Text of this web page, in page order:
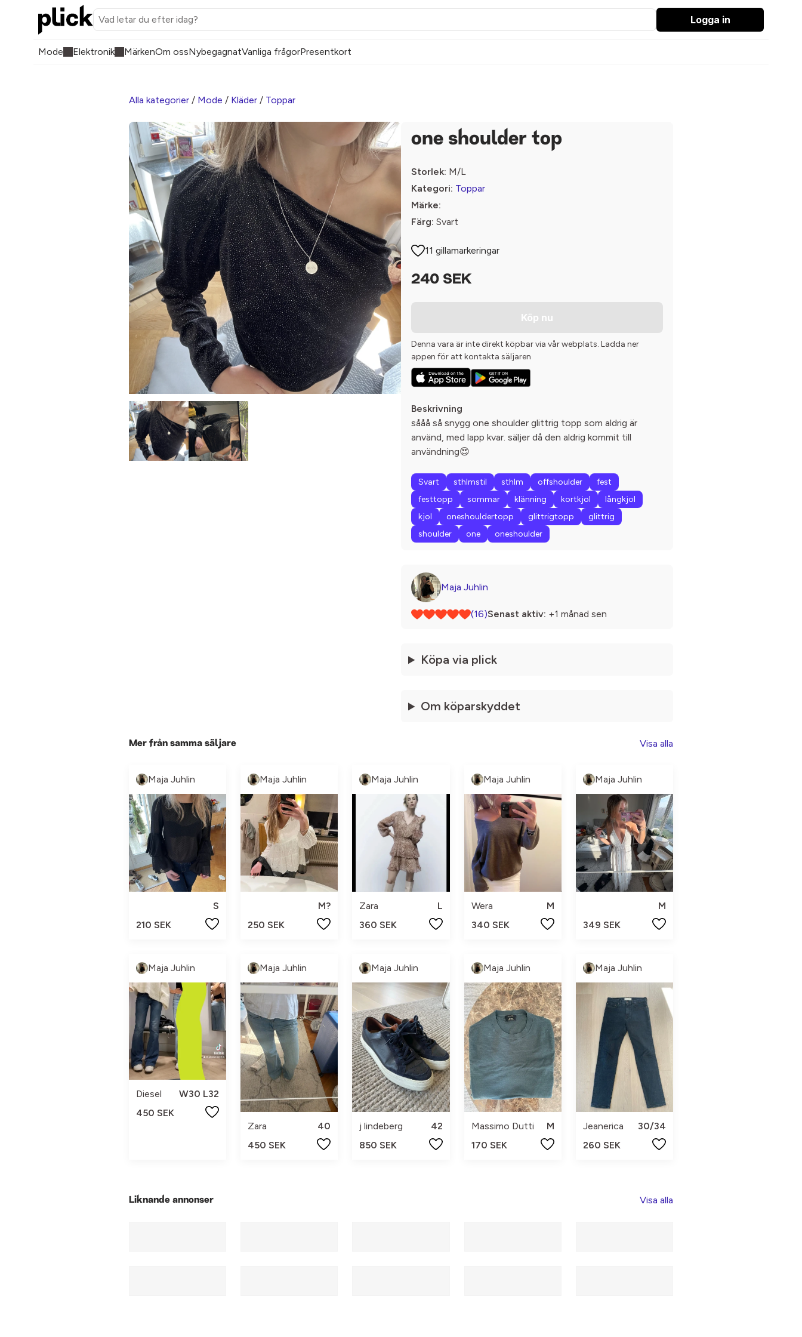
Logga in
Mode Elektronik MärkenOm ossNybegagnatVanliga frågorPresentkort
Alla kategorier / Mode / Kläder / Toppar
one shoulder top
Storlek: M/L
Kategori: Toppar
Märke:
Färg: Svart
11 gillamarkeringar
240 SEK
Köp nu
Denna vara är inte direkt köpbar via vår webplats. Ladda ner
appen för att kontakta säljaren
Beskrivning
sååå så snygg one shoulder glittrig topp som aldrig är
använd, med lapp kvar. säljer då den aldrig kommit till
användning😍
Svart sthlmstil sthlm offshoulder
fest
festtopp
sommar klänning kortkjol
långkjol
kjol
oneshouldertopp glittrigtopp
glittrig
shoulder
one oneshoulder
Maja Juhlin
(16)Senast aktiv: +1 månad sen
Köpa via plick
Om köparskyddet
Mer från samma säljare Visa alla
Maja Juhlin
S
210 SEK
Maja Juhlin
M?
250 SEK
Maja Juhlin
Zara
L
360 SEK
Maja Juhlin
Wera
M
340 SEK
Maja Juhlin
M
349 SEK
Maja Juhlin
Diesel
W30 L32
450 SEK
Maja Juhlin
Zara
40
450 SEK
Maja Juhlin
j lindeberg
42
850 SEK
Maja Juhlin
Massimo Dutti
M
170 SEK
Maja Juhlin
Jeanerica
30/34
260 SEK
Liknande annonser Visa alla